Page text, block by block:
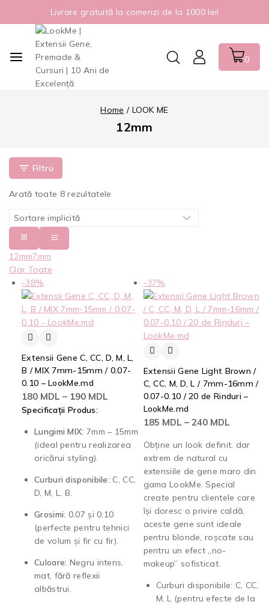
Livrare gratuită la comenzi de la 1000 lei!
0
Home / LOOK ME
12mm
Filtru
Arată toate 8rezultatele
12mm7mm
Clar Toate
-38%
Extensii Gene C, CC, D, M, L,
B / MIX 7mm-15mm / 0.07-
0.10 – LookMe.md
180 MDL – 190 MDL
Specificații Produs:
Lungimi MIX: 7mm – 15mm
(ideal pentru realizarea
oricărui styling).
Curburi disponibile: C, CC,
D, M, L, B.
Grosimi: 0.07 și 0.10
(perfecte pentru tehnici
de volum și fir cu fir).
Culoare: Negru intens,
mat, fără reflexii
albăstrui.
-37%
Extensii Gene Light Brown /
C, CC, M, D, L / 7mm-16mm /
0.07-0.10 / 20 de Rinduri –
LookMe.md
185 MDL – 240 MDL
Obține un look definit, dar
extrem de natural cu
extensiile de gene maro din
gama LookMe. Special
create pentru clientele care
își doresc o privire caldă,
aceste gene sunt ideale
pentru blonde, roșcate sau
pentru un efect „no-
makeup” sofisticat.
Curburi disponibile: C, CC,
M, L (pentru efecte de la